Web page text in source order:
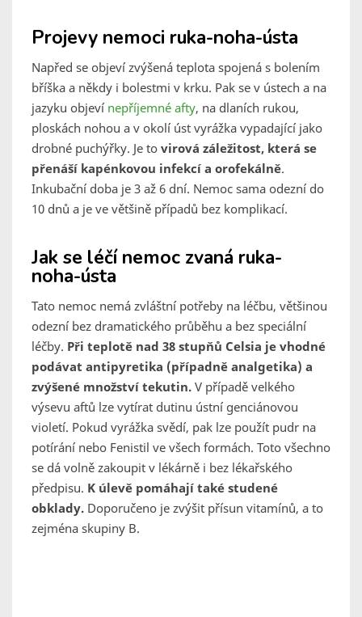
Projevy nemoci ruka-noha-ústa
Napřed se objeví zvýšená teplota spojená s bolením
bříška a někdy i bolestmi v krku. Pak se v ústech a na
jazyku objeví nepříjemné afty, na dlaních rukou,
ploskách nohou a v okolí úst vyrážka vypadající jako
drobné puchýřky. Je to virová záležitost, která se
přenáší kapénkovou infekcí a orofekálně.
Inkubační doba je 3 až 6 dní. Nemoc sama odezní do
10 dnů a je ve většině případů bez komplikací.
Jak se léčí nemoc zvaná ruka-
noha-ústa
Tato nemoc nemá zvláštní potřeby na léčbu, většinou
odezní bez dramatického průběhu a bez speciální
léčby. Při teplotě nad 38 stupňů Celsia je vhodné
podávat antipyretika (případně analgetika) a
zvýšené množství tekutin. V případě velkého
výsevu aftů lze vytírat dutinu ústní genciánovou
violetí. Pokud vyrážka svědí, pak lze použít pudr na
potírání nebo Fenistil ve všech formách. Toto všechno
se dá volně zakoupit v lékárně i bez lékařského
předpisu. K úlevě pomáhají také studené
obklady. Doporučeno je zvýšit přísun vitamínů, a to
zejména skupiny B.